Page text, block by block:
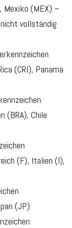
Mexiko (MEX) –
vollständig
(CRI), Panama
(BRA), Chile
(F), Italien (I),
(JP)